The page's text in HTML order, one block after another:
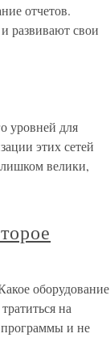
отчетов.
развивают свои
уровней для
этих сетей
велики,
оборудование
на
и не